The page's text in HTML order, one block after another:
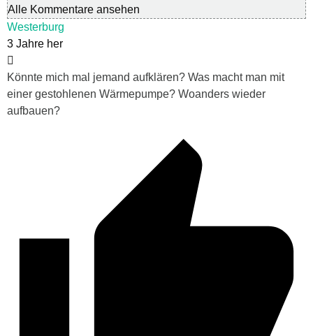
Alle Kommentare ansehen
Westerburg
3 Jahre her
Könnte mich mal jemand aufklären? Was macht man mit
einer gestohlenen Wärmepumpe? Woanders wieder
aufbauen?